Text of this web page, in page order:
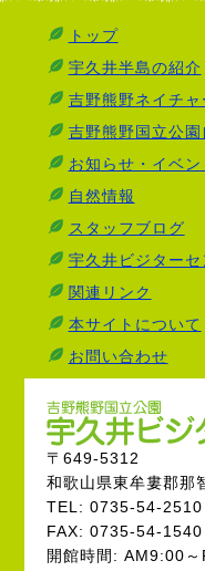
トップ
宇久井半島の紹介
吉野熊野ネイチャ
吉野熊野国立公園
お知らせ・イベン
自然情報
スタッフブログ
宇久井ビジター
関連リンク
本サイトについて
お問い合わせ
〒649-5312
和歌山県東牟婁郡那
TEL: 0735-54-2510
FAX: 0735-54-1540
開館時間: AM9:00